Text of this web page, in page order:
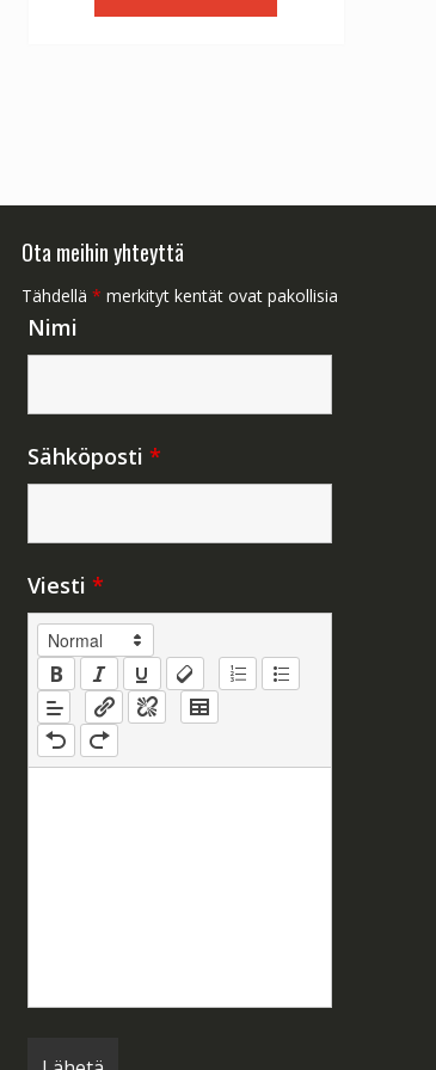
€79.00. €46.00.
Ota meihin yhteyttä
Tähdellä * merkityt kentät ovat pakollisia
Nimi
Sähköposti *
Viesti *